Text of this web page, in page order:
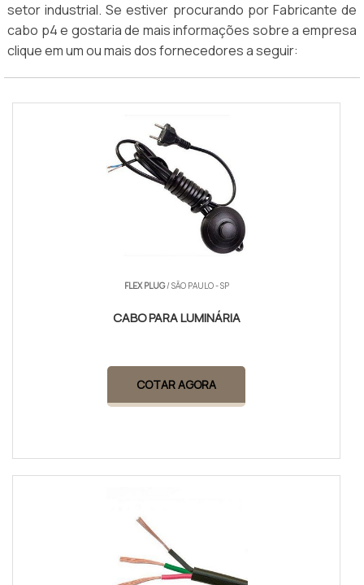
setor industrial. Se estiver procurando por Fabricante de
cabo p4 e gostaria de mais informações sobre a empresa
clique em um ou mais dos fornecedores a seguir:
FLEX PLUG/ SÃO PAULO - SP
CABO PARA LUMINÁRIA
COTAR AGORA